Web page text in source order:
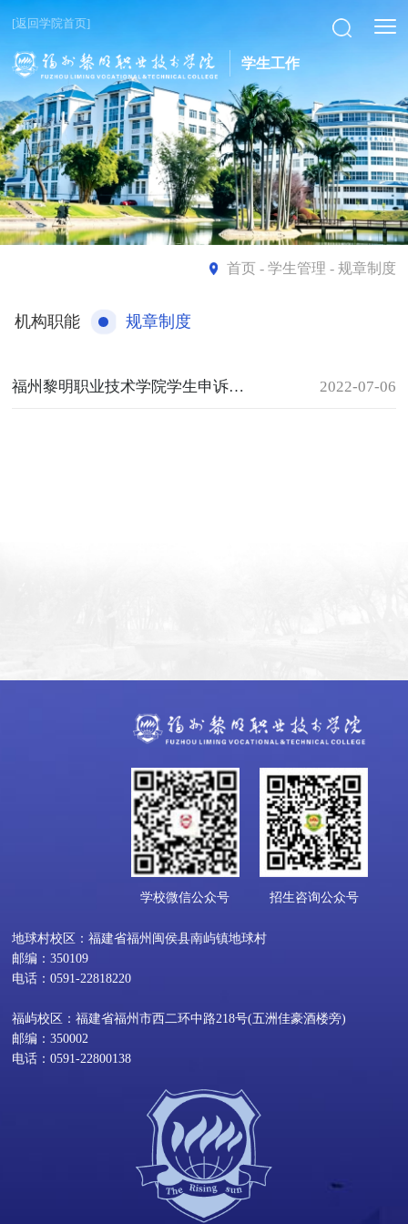
[返回学院首页]
学生工作
首页- 学生管理 - 规章制度
机构职能 规章制度
福州黎明职业技术学院学生申诉办法（2022年） 2022-07-06
学校微信公众号 招生咨询公众号
地球村校区：福建省福州闽侯县南屿镇地球村
邮编：350109
电话：0591-22818220
福屿校区：福建省福州市西二环中路218号(五洲佳豪酒楼旁)
邮编：350002
电话：0591-22800138